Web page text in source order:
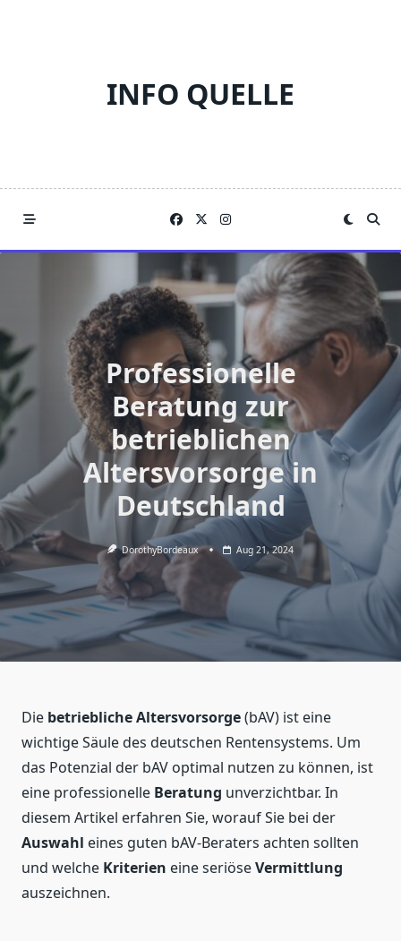
INFO QUELLE
Professionelle
Beratung zur
betrieblichen
Altersvorsorge in
Deutschland
DorothyBordeaux Aug 21, 2024
Die betriebliche Altersvorsorge(bAV) ist eine
wichtige Säule des deutschen Rentensystems. Um
das Potenzial der bAV optimal nutzen zu können, ist
eine professionelle Beratung unverzichtbar. In
diesem Artikel erfahren Sie, worauf Sie bei der
Auswahl eines guten bAV-Beraters achten sollten
und welche Kriterien eine seriöseVermittlung
auszeichnen.